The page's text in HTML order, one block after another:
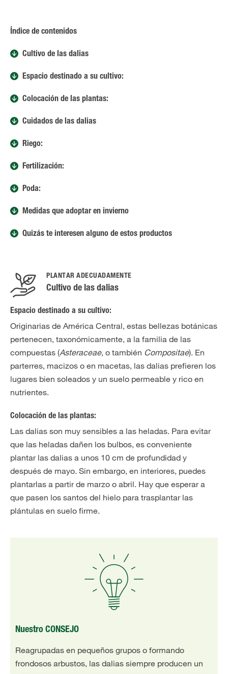
Índice de contenidos
Cultivo de las dalias
Espacio destinado a su cultivo:
Colocación de las plantas:
Cuidados de las dalias
Riego:
Fertilización:
Poda:
Medidas que adoptar en invierno
Quizás te interesen alguno de estos productos
PLANTAR ADECUADAMENTE
Cultivo de las dalias
Espacio destinado a su cultivo:
Originarias de América Central, estas bellezas botánicas
pertenecen, taxonómicamente, a la familia de las
compuestas (Asteraceae, o también Compositae). En
parterres, macizos o en macetas, las dalias prefieren los
lugares bien soleados y un suelo permeable y rico en
nutrientes.
Colocación de las plantas:
Las dalias son muy sensibles a las heladas. Para evitar
que las heladas dañen los bulbos, es conveniente
plantar las dalias a unos 10 cm de profundidad y
después de mayo. Sin embargo, en interiores, puedes
plantarlas a partir de marzo o abril. Hay que esperar a
que pasen los santos del hielo para trasplantar las
plántulas en suelo firme.
Nuestro CONSEJO
Reagrupadas en pequeños grupos o formando
frondosos arbustos, las dalias siempre producen un